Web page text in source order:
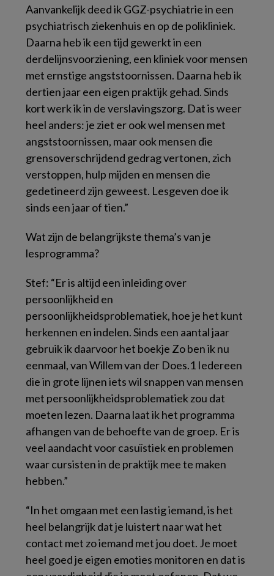
Aanvankelijk deed ik GGZ-psychiatrie in een
psychiatrisch ziekenhuis en op de polikliniek.
Daarna heb ik een tijd gewerkt in een
derdelijnsvoorziening, een kliniek voor mensen
met ernstige angststoornissen. Daarna heb ik
dertien jaar een eigen praktijk gehad. Sinds
kort werk ik in de verslavingszorg. Dat is weer
heel anders: je ziet er ook wel mensen met
angststoornissen, maar ook mensen die
grensoverschrijdend gedrag vertonen, zich
verstoppen, hulp mijden en mensen die
gedetineerd zijn geweest. Lesgeven doe ik
sinds een jaar of tien.”
Wat zijn de belangrijkste thema’s van je
lesprogramma?
Stef: “Er is altijd een inleiding over
persoonlijkheid en
persoonlijkheidsproblematiek, hoe je het kunt
herkennen en indelen. Sinds een aantal jaar
gebruik ik daarvoor het boekje Zo ben ik nu
eenmaal, van Willem van der Does.1 Iedereen
die in grote lijnen iets wil snappen van mensen
met persoonlijkheidsproblematiek zou dat
moeten lezen. Daarna laat ik het programma
afhangen van de behoefte van de groep. Er is
veel aandacht voor casuïstiek en problemen
waar cursisten in de praktijk mee te maken
hebben.”
“In het omgaan met een lastig iemand, is het
heel belangrijk dat je luistert naar wat het
contact met zo iemand met jou doet. Je moet
heel goed je eigen emoties monitoren en dat is